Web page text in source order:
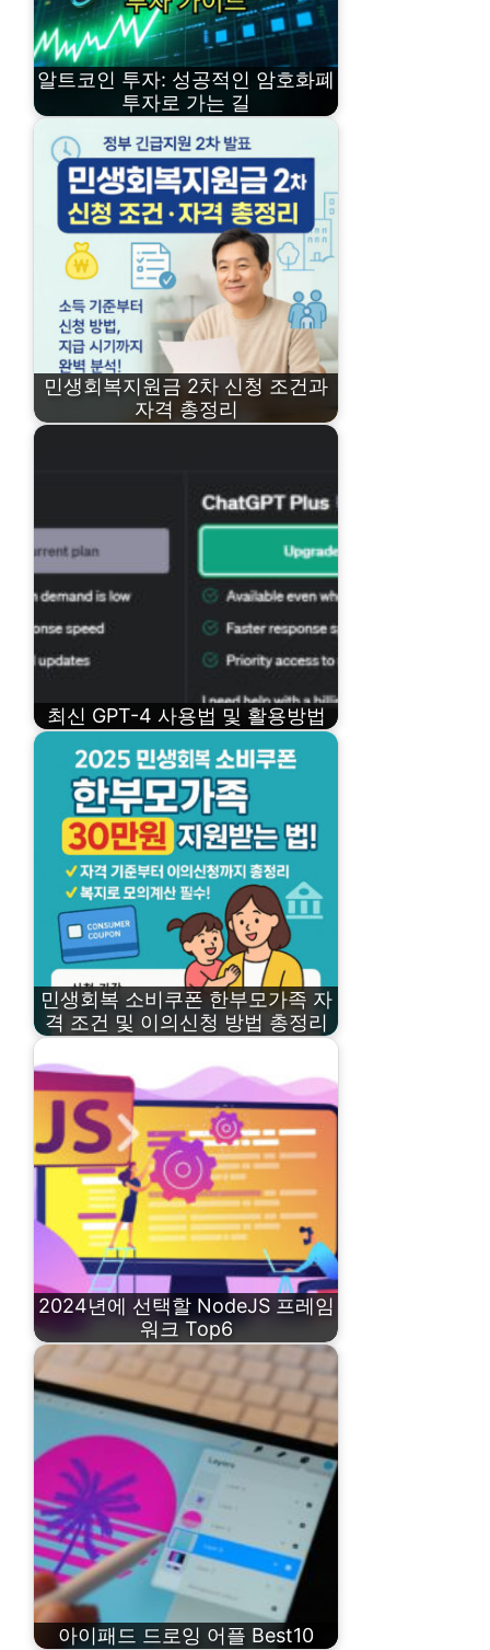
알트코인 투자: 성공적인 암호화폐
투자로 가는 길
민생회복지원금 2차 신청 조건과
자격 총정리
최신 GPT-4 사용법 및 활용방법
민생회복 소비쿠폰 한부모가족 자
격 조건 및 이의신청 방법 총정리
2024년에 선택할 NodeJS 프레임
워크 Top6
아이패드 드로잉 어플 Best10